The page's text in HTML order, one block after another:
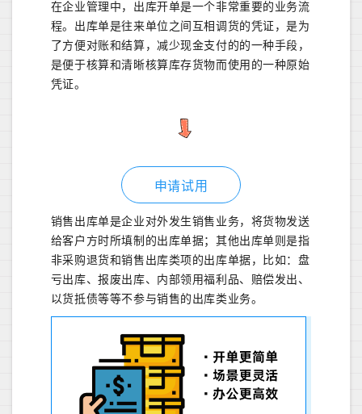
在企业管理中，出库开单是一个非常重要的业务流
程。出库单是往来单位之间互相调货的凭证，是为
了方便对账和结算，减少现金支付的的一种手段，
是便于核算和清晰核算库存货物而使用的一种原始
凭证。
申请试用
销售出库单是企业对外发生销售业务，将货物发送
给客户方时所填制的出库单据；其他出库单则是指
非采购退货和销售出库类项的出库单据，比如：盘
亏出库、报废出库、内部领用福利品、赔偿发出、
以货抵债等等不参与销售的出库类业务。